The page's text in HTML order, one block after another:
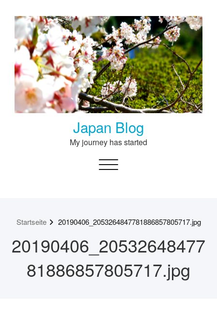
content
Japan Blog
My journey has started
Toggle navigation
Startseite 20190406_2053264847781886857805717.jpg
20190406_20532648477
81886857805717.jpg